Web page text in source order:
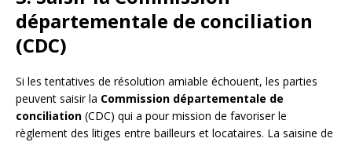
départementale de conciliation
(CDC)
Si les tentatives de résolution amiable échouent, les parties
peuvent saisir la Commission départementale de
conciliation (CDC) qui a pour mission de favoriser le
règlement des litiges entre bailleurs et locataires. La saisine de